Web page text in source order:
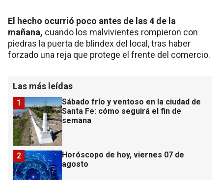
El hecho ocurrió poco antes de las 4 de la
mañana, cuando los malvivientes rompieron con
piedras la puerta de blindex del local, tras haber
forzado una reja que protege el frente del comercio.
Las más leídas
Sábado frío y ventoso en la ciudad de
Santa Fe: cómo seguirá el fin de
semana
1
Horóscopo de hoy, viernes 07 de
agosto
2